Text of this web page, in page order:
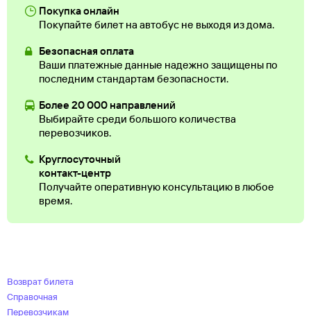
Покупка онлайн
Покупайте билет на автобус не выходя из дома.
Безопасная оплата
Ваши платежные данные надежно защищены по
последним стандартам безопасности.
Более 20 000 направлений
Выбирайте среди большого количества
перевозчиков.
Круглосуточный
контакт-центр
Получайте оперативную консультацию в любое
время.
Возврат билета
Справочная
Перевозчикам